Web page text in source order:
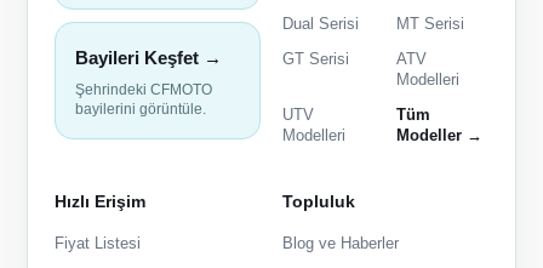
Bayileri Keşfet →
Şehrindeki CFMOTO
bayilerini görüntüle.
Dual Serisi
MT Serisi
GT Serisi
ATV
Modelleri
UTV
Modelleri
Tüm
Modeller →
Hızlı Erişim
Fiyat Listesi
Topluluk
Blog ve Haberler